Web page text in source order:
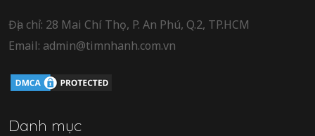
Địa chỉ: 28 Mai Chí Thọ, P. An Phú, Q.2, TP.HCM
Email: admin@timnhanh.com.vn
Danh mục